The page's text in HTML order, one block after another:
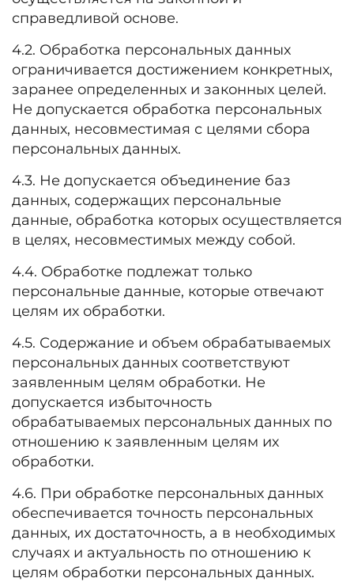
справедливой основе.
4.2. Обработка персональных данных
ограничивается достижением конкретных,
заранее определенных и законных целей.
Не допускается обработка персональных
данных, несовместимая с целями сбора
персональных данных.
4.3. Не допускается объединение баз
данных, содержащих персональные
данные, обработка которых осуществляется
в целях, несовместимых между собой.
4.4. Обработке подлежат только
персональные данные, которые отвечают
целям их обработки.
4.5. Содержание и объем обрабатываемых
персональных данных соответствуют
заявленным целям обработки. Не
допускается избыточность
обрабатываемых персональных данных по
отношению к заявленным целям их
обработки.
4.6. При обработке персональных данных
обеспечивается точность персональных
данных, их достаточность, а в необходимых
случаях и актуальность по отношению к
целям обработки персональных данных.